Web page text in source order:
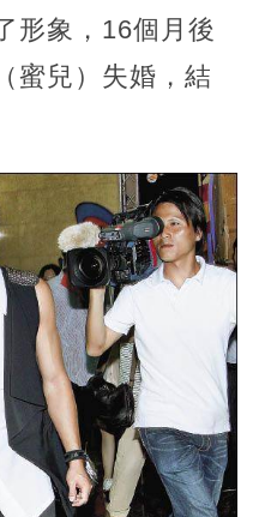
形象，16個月後
蜜兒）失婚，結